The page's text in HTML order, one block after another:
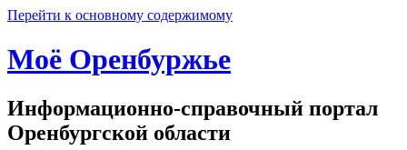
Перейти к основному содержимому
Моё Оренбуржье
Информационно-справочный портал
Оренбургской области